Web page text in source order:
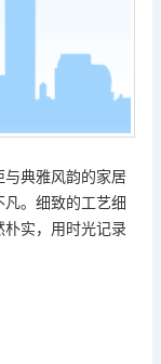
与典雅风韵的家居
。细致的工艺细
朴实，用时光记录